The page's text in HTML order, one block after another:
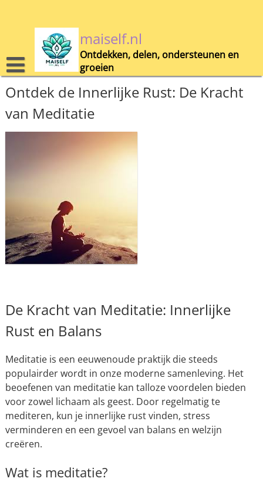
maiself.nl
Ontdekken, delen, ondersteunen en
groeien
Ontdek de Innerlijke Rust: De Kracht
van Meditatie
De Kracht van Meditatie: Innerlijke
Rust en Balans
Meditatie is een eeuwenoude praktijk die steeds
populairder wordt in onze moderne samenleving. Het
beoefenen van meditatie kan talloze voordelen bieden
voor zowel lichaam als geest. Door regelmatig te
mediteren, kun je innerlijke rust vinden, stress
verminderen en een gevoel van balans en welzijn
creëren.
Wat is meditatie?